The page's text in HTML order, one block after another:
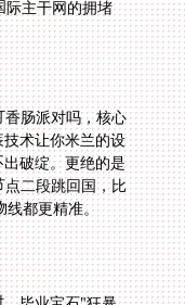
肠派对吗，核心
术让你米兰的设
破绽。更绝的是
二段跳回国，比
线都更精准。